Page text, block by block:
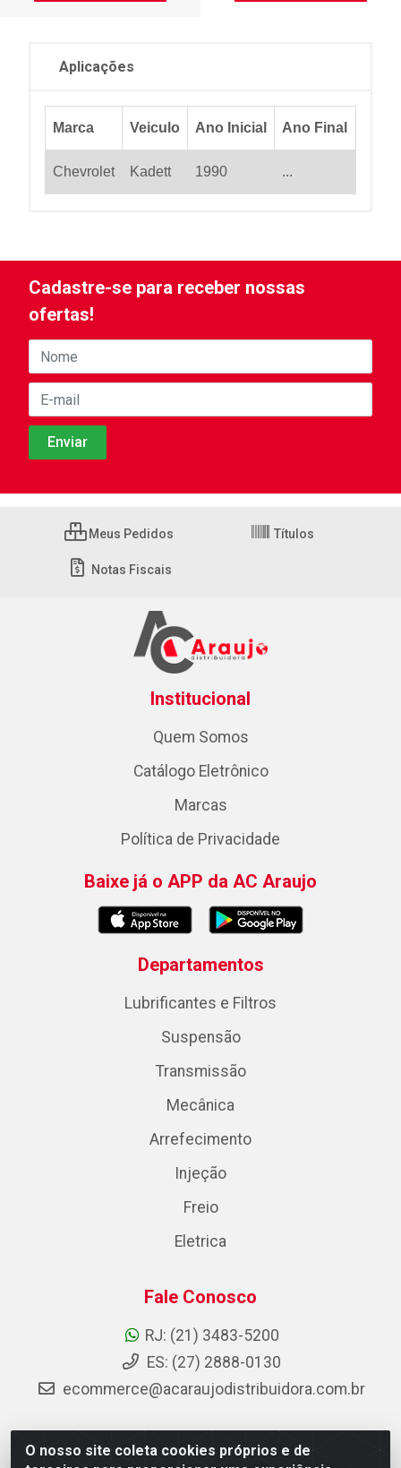
Aplicações
Marca Veiculo Ano Inicial Ano Final
Chevrolet Kadett 1990 ...
O nosso site coleta cookies próprios e de
Cadastre-se para receber nossas
ofertas!
Meus Pedidos Títulos
Notas Fiscais
Institucional
Quem Somos
Catálogo Eletrônico
Marcas
Política de Privacidade
Baixe já o APP da AC Araujo
Departamentos
Lubrificantes e Filtros
Suspensão
Transmissão
Mecânica
Arrefecimento
Injeção
Freio
Eletrica
Fale Conosco
RJ: (21) 3483-5200
ES: (27) 2888-0130
ecommerce@acaraujodistribuidora.com.br
AC Araujo Distribuidora - Rua Carneiro de Campos, 42 -